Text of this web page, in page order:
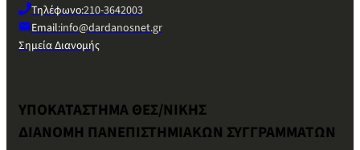
Τηλέφωνο:210-3642003
Email:info@dardanosnet.gr
Σημεία Διανομής
ΥΠΟΚΑΤΑΣΤΗΜΑ ΘΕΣ/ΝΙΚΗΣ
ΔΙΑΝΟΜΗ ΠΑΝΕΠΙΣΤΗΜΙΑΚΩΝ ΣΥΓΓΡΑΜΜΑΤΩΝ